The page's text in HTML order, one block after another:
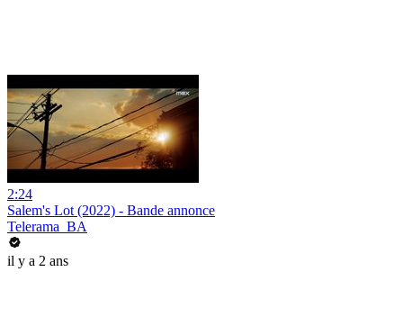
2:24
Salem's Lot (2022) - Bande annonce
Telerama_BA
il y a 2 ans